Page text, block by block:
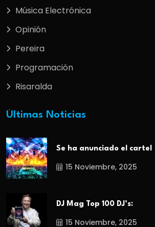
Música Electrónica
Opinión
Pereira
Programación
Risaralda
Últimas Noticias
Se ha anunciado el cartel
15 Noviembre, 2025
DJ Mag Top 100 DJ’s:
15 Noviembre, 2025